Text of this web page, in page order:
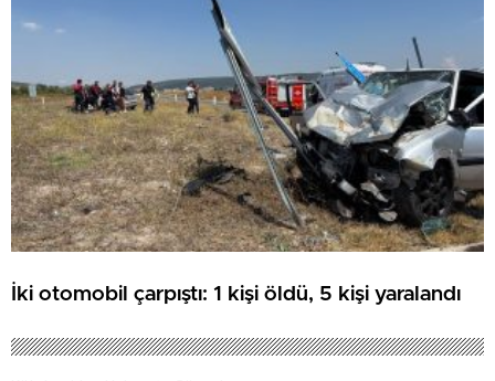
İki otomobil çarpıştı: 1 kişi öldü, 5 kişi yaralandı